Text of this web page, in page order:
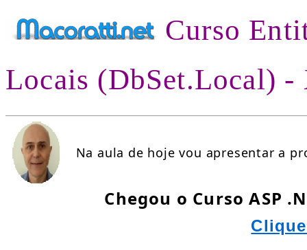
Curso
Locais (DbSet.Local)
Na aula de hoje vou apresentar a
Chegou o Curso ASP